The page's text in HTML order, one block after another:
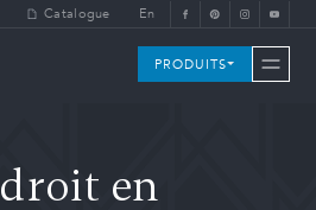
Catalogue En
PRODUITS
en